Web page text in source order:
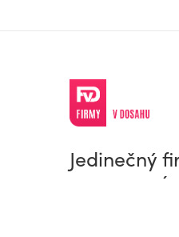
Jedinečný
a pracovní